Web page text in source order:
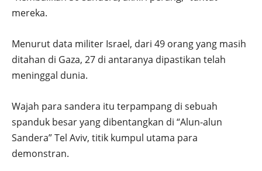
mereka.
Menurut data militer Israel, dari 49 orang yang masih
ditahan di Gaza, 27 di antaranya dipastikan telah
meninggal dunia.
Wajah para sandera itu terpampang di sebuah
spanduk besar yang dibentangkan di “Alun-alun
Sandera” Tel Aviv, titik kumpul utama para
demonstran.